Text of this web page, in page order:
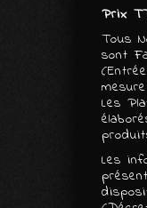
Prix
Tous
sont
Les
Les